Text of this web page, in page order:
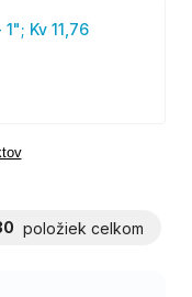
Kv 11,76
položiek celkom